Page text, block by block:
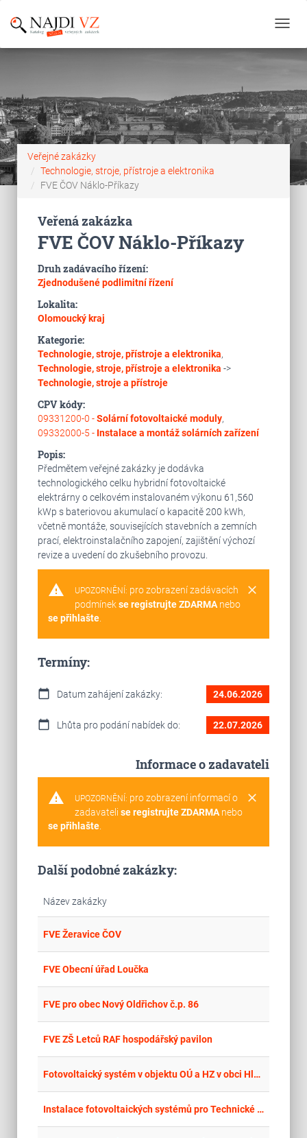
Veřejné zakázky
Technologie, stroje, přístroje a elektronika
FVE ČOV Náklo-Příkazy
Veřená zakázka
FVE ČOV Náklo-Příkazy
Druh zadávacího řízení:
Zjednodušené podlimitní řízení
Lokalita:
Olomoucký kraj
Kategorie:
Technologie, stroje, přístroje a elektronika,
Technologie, stroje, přístroje a elektronika ->
Technologie, stroje a přístroje
CPV kódy:
09331200-0 -Solární fotovoltaické moduly,
09332000-5 - Instalace a montáž solárních zařízení
Popis:
Předmětem veřejné zakázky je dodávka
technologického celku hybridní fotovoltaické
elektrárny o celkovém instalovaném výkonu 61,560
kWp s bateriovou akumulací o kapacitě 200 kWh,
včetně montáže, souvisejících stavebních a zemních
prací, elektroinstalačního zapojení, zajištění výchozí
revize a uvedení do zkušebního provozu.
warning clear
UPOZORNĚNÍ: pro zobrazení zadávacích
podmínekse registrujte ZDARMAnebo
se přihlašte.
Termíny:
calendar_today Datum zahájení zakázky: 24.06.2026
calendar_today Lhůta pro podání nabídek do: 22.07.2026
Informace o zadavateli
warning clear
UPOZORNĚNÍ: pro zobrazení informací o
zadavateli se registrujte ZDARMAnebo
se přihlašte.
Další podobné zakázky:
Název zakázky
FVE Žeravice ČOV
FVE Obecní úřad Loučka
FVE pro obec Nový Oldřichov č.p. 86
FVE ZŠ Letců RAF hospodářský pavilon
Fotovoltaický systém v objektu OÚ a HZ v obci Hlásná Třebaň
Instalace fotovoltaických systémů pro Technické služby města Přerova: Smuteční síň městského hřbitova